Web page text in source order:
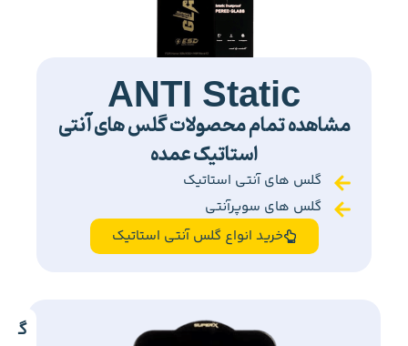
ANTI Static
مشاهده تمام محصولات گلس های آنتی
استاتیک عمده
گلس های آنتی استاتیک
گلس های سوپرآنتی
خرید انواع گلس آنتی استاتیک
گ